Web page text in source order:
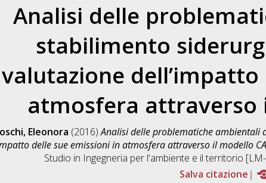
Analisi delle
stabilimento
valutazione
atmosfera attraverso
Eleonora (2016)Analisi delle problematiche ambientali
delle sue emissioni in atmosfera attraverso il modello
Studio in Ingegneria per l'ambiente e il territorio
Salva citazione